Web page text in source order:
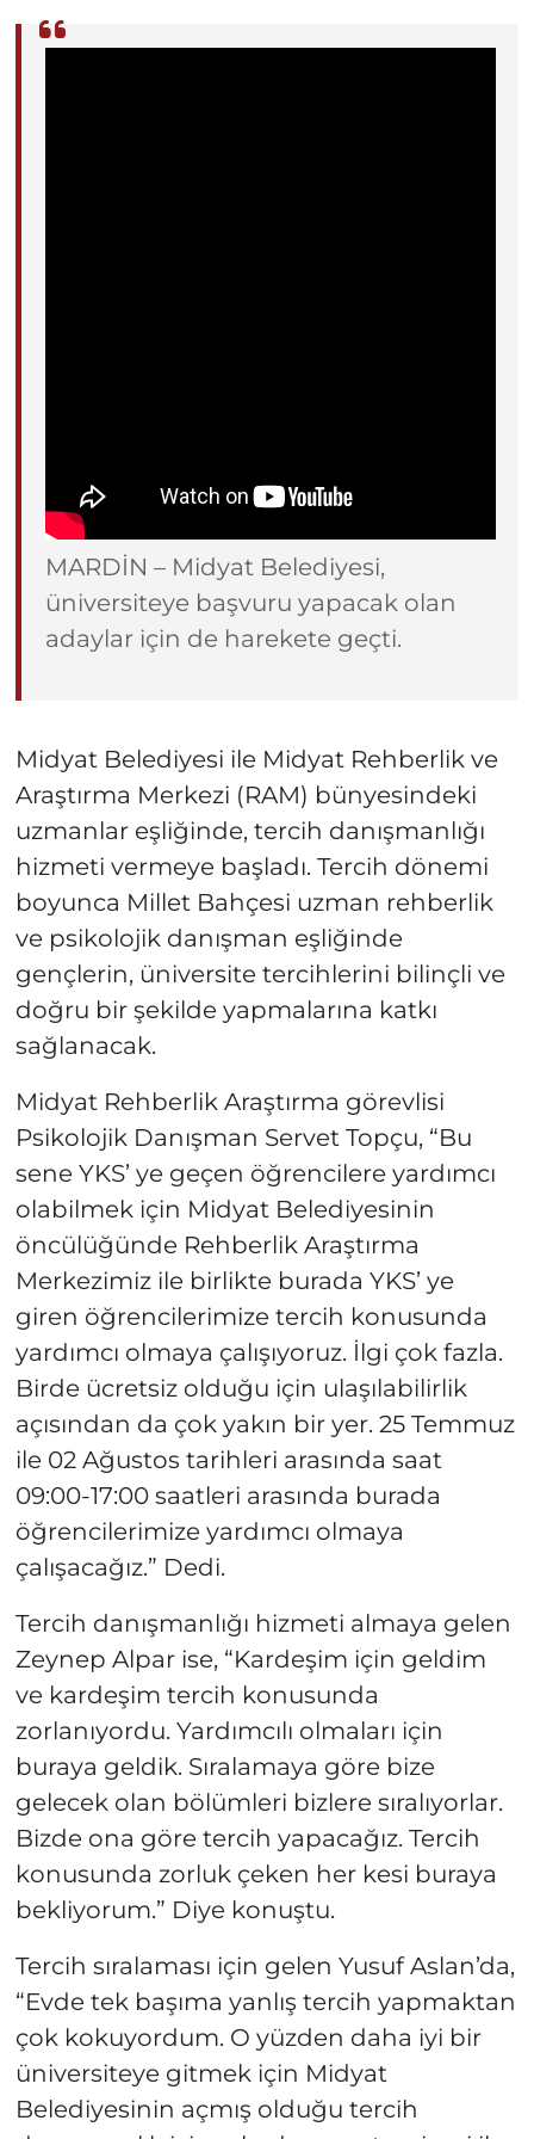
MARDİN – Midyat Belediyesi,
üniversiteye başvuru yapacak olan
adaylar için de harekete geçti.
Midyat Belediyesi ile Midyat Rehberlik ve
Araştırma Merkezi (RAM) bünyesindeki
uzmanlar eşliğinde, tercih danışmanlığı
hizmeti vermeye başladı. Tercih dönemi
boyunca Millet Bahçesi uzman rehberlik
ve psikolojik danışman eşliğinde
gençlerin, üniversite tercihlerini bilinçli ve
doğru bir şekilde yapmalarına katkı
sağlanacak.
Midyat Rehberlik Araştırma görevlisi
Psikolojik Danışman Servet Topçu, “Bu
sene YKS’ ye geçen öğrencilere yardımcı
olabilmek için Midyat Belediyesinin
öncülüğünde Rehberlik Araştırma
Merkezimiz ile birlikte burada YKS’ ye
giren öğrencilerimize tercih konusunda
yardımcı olmaya çalışıyoruz. İlgi çok fazla.
Birde ücretsiz olduğu için ulaşılabilirlik
açısından da çok yakın bir yer. 25 Temmuz
ile 02 Ağustos tarihleri arasında saat
09:00-17:00 saatleri arasında burada
öğrencilerimize yardımcı olmaya
çalışacağız.” Dedi.
Tercih danışmanlığı hizmeti almaya gelen
Zeynep Alpar ise, “Kardeşim için geldim
ve kardeşim tercih konusunda
zorlanıyordu. Yardımcılı olmaları için
buraya geldik. Sıralamaya göre bize
gelecek olan bölümleri bizlere sıralıyorlar.
Bizde ona göre tercih yapacağız. Tercih
konusunda zorluk çeken her kesi buraya
bekliyorum.” Diye konuştu.
Tercih sıralaması için gelen Yusuf Aslan’da,
“Evde tek başıma yanlış tercih yapmaktan
çok kokuyordum. O yüzden daha iyi bir
üniversiteye gitmek için Midyat
Belediyesinin açmış olduğu tercih